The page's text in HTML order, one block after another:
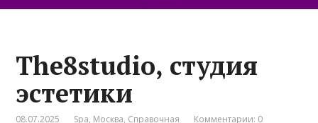
The8studio, студия
эстетики
08.07.2025 Spa, Москва, Справочная Комментарии: 0